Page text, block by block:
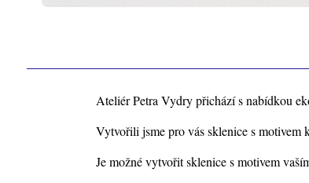
Ateliér Petra Vydry přichází s nabídkou
Vytvořili jsme pro vás sklenice s motivem
Je možné vytvořit sklenice s motivem